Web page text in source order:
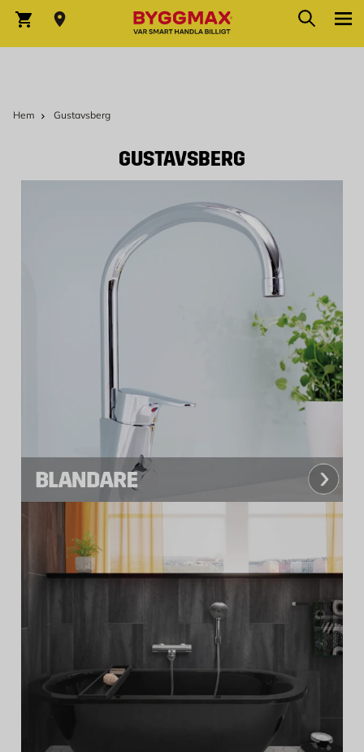
Varukorg Sök
Hem Gustavsberg
GUSTAVSBERG